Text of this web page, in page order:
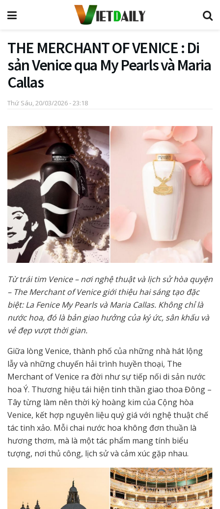
THE MERCHANT OF VENICE : Di
sản Venice qua My Pearls và Maria
Callas
Thứ Sáu, 20/03/2026 - 23:18
Từ trái tim Venice – nơi nghệ thuật và lịch sử hòa quyện
– The Merchant of Venice giới thiệu hai sáng tạo đặc
biệt: La Fenice My Pearls và Maria Callas. Không chỉ là
nước hoa, đó là bản giao hưởng của ký ức, sân khấu và
vẻ đẹp vượt thời gian.
Giữa lòng Venice, thành phố của những nhà hát lộng
lẫy và những chuyến hải trình huyền thoại, The
Merchant of Venice ra đời như sự tiếp nối di sản nước
hoa Ý. Thương hiệu tái hiện tinh thần giao thoa Đông –
Tây từng làm nên thời kỳ hoàng kim của Cộng hòa
Venice, kết hợp nguyên liệu quý giá với nghệ thuật chế
tác tinh xảo. Mỗi chai nước hoa không đơn thuần là
hương thơm, mà là một tác phẩm mang tính biểu
tượng, nơi thủ công, lịch sử và cảm xúc gặp nhau.